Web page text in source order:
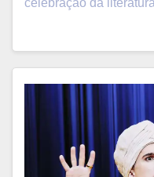
celebração da